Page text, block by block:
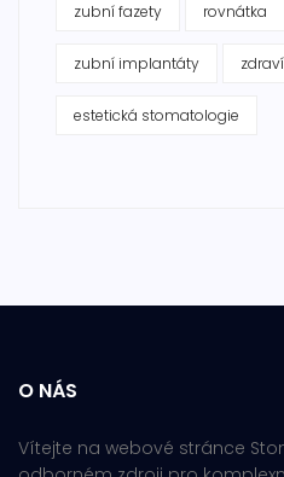
zubní fazety rovnátka
zubní implantáty
estetická stomatologie
O NÁS
Vítejte na webové stránce